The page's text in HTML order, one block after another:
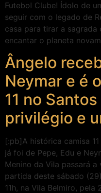
Futebol Clube! Ídolo de
seguir com o legado de
casa para tirar a sagrada
encantar o planeta
Ângelo
Neymar e é
11 no Santos
privilégio e
[:pb]A histórica camisa
já foi de Pepe, Edu e
Menino da Vila passará
partida deste sábado
11h, na Vila Belmiro,